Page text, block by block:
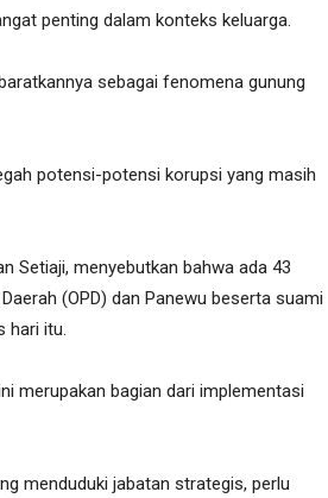
penting dalam konteks keluarga.
sebagai fenomena gunung
potensi-potensi korupsi yang masih
Setiaji, menyebutkan bahwa ada 43
(OPD) dan Panewu beserta suami
hari itu.
merupakan bagian dari implementasi
menduduki jabatan strategis, perlu